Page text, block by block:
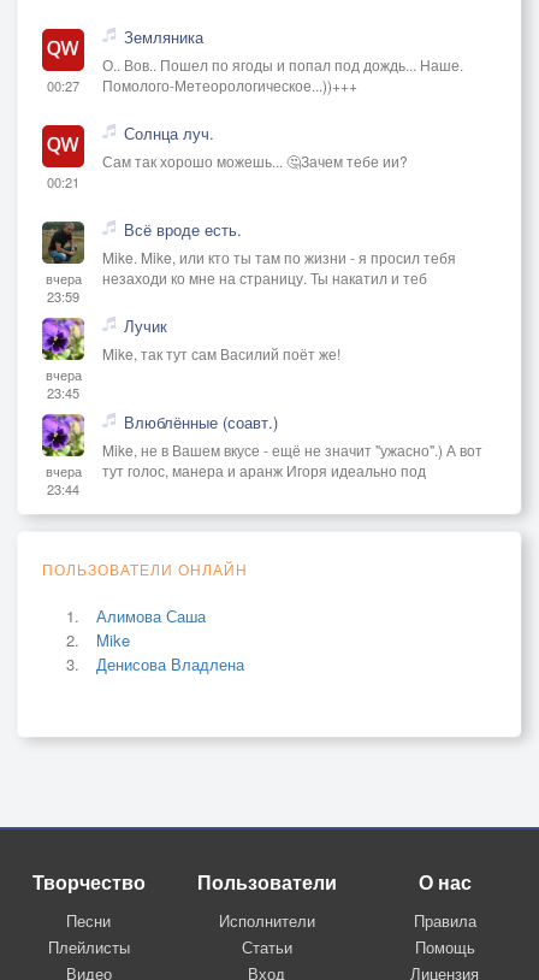
00:27
Земляника
О.. Вов.. Пошел по ягоды и попал под дождь... Наше.
Помолого-Метеорологическое...))+++
00:21
Солнца луч.
Сам так хорошо можешь... 🤔Зачем тебе ии?
вчера
23:59
Всё вроде есть.
Mike. Mike, или кто ты там по жизни - я просил тебя
незаходи ко мне на страницу. Ты накатил и теб
вчера
23:45
Лучик
Mike, так тут сам Василий поёт же!
вчера
23:44
Влюблённые (соавт.)
Mike, не в Вашем вкусе - ещё не значит "ужасно".) А вот
тут голос, манера и аранж Игоря идеально под
ПОЛЬЗОВАТЕЛИ ОНЛАЙН
Алимова Саша
Mike
Денисова Владлена
Творчество
Песни
Плейлисты
Видео
Пользователи
Исполнители
Статьи
Вход
О нас
Правила
Помощь
Лицензия